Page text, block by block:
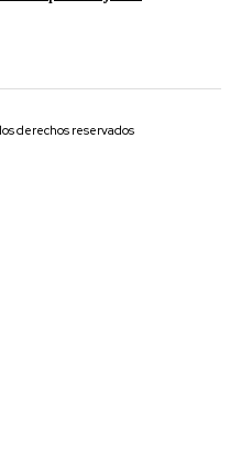
derechos reservados